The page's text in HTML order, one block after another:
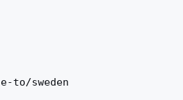
to/sweden